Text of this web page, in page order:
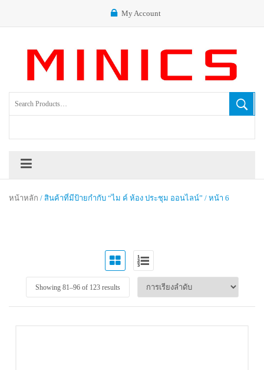
My Account
หน้าหลัก / สินค้าที่มีป้ายกำกับ “ไม ค์ ห้อง ประชุม ออนไลน์” / หน้า 6
Showing 81–96of 123 results